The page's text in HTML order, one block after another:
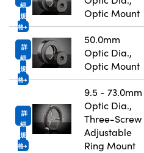
細
規
格
Optic Mount
詳
細
規
格
50.0mm
Optic Dia.,
Optic Mount
詳
細
規
格
9.5 - 73.0mm
Optic Dia.,
Three-Screw
Adjustable
Ring Mount